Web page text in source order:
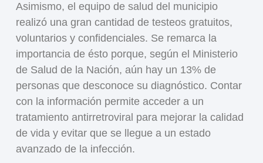
Asimismo, el equipo de salud del municipio
realizó una gran cantidad de testeos gratuitos,
voluntarios y confidenciales. Se remarca la
importancia de ésto porque, según el Ministerio
de Salud de la Nación, aún hay un 13% de
personas que desconoce su diagnóstico. Contar
con la información permite acceder a un
tratamiento antirretroviral para mejorar la calidad
de vida y evitar que se llegue a un estado
avanzado de la infección.